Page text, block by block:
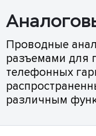
Проводные
разъемами для
телефонных
различным